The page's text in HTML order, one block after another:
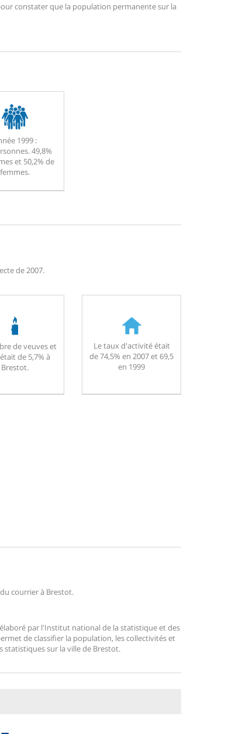
constater que la population permanente sur la
1999 :
49,8%
et 50,2% de
femmes.
de 2007.
de veuves et
de 5,7% à
Brestot.
Le taux d'activité était
de 74,5% en 2007 et 69,5
en 1999
courrier à Brestot.
par l'Institut national de la statistique et des
de classifier la population, les collectivités et
statistiques sur la ville de Brestot.